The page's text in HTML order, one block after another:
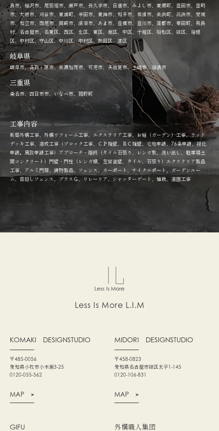
島市、稲沢市、尾張旭市、瀬戸市、長久手市、日進市、みよし市、東郷町、豊田市、豊明
市、大府市、刈谷市、東浦町、半田市、東海市、知多市、常滑市、美浜町、高浜市、安城
市、知立市、西尾市、岡崎市、清須市、あま市、豊橋市、豊川市、蒲郡市、幸田町、飛島
村、名古屋市、名東区、西区、北区、東区、南区、中区、千種区、昭和区、緑区、瑞穂
区、中村区、守山区、中川区、中村区、熱田区、港区
岐阜県
岐阜市、各務ヶ原市、美濃加茂市、可児市、多治見市、土岐市、瑞浪市
三重県
桑名市、四日市市、いなべ市、菰野町
工事内容
新築外構工事、外構リフォーム工事、エクステリア工事、お庭（ガーデン）工事、ウッド
デッキ工事、造成工事（ブロック工事、ＣＰ擁壁、ＲＣ擁壁、宅地申請、76条申請、緑化
申請。風致申請工事）アプローチ・階段（タイル石張り、レンガ敷、洗い出し、駐車場土
間コンクリート）門壁・門柱（レンガ積、左官塗壁、タイル、石張り）エクステリア製品
工事、アルミ門扉、鋳物製品、フェンス、カーポート、サイクルポート、ガーデンルー
ム、目隠しフェンス、プラスＧ、リレーリア、シャッターゲート、植栽、造園工事
Less Is More L.I.M
KOMAKI DESIGNSTUDIO
〒485-0056
愛知県小牧市小木南3-25
0120-055-562
MAP
MIDORI DESIGNSTUDIO
〒458-0823
愛知県名古屋市緑区太子1-145
0120-106-831
MAP
GIFU 外構職人集団